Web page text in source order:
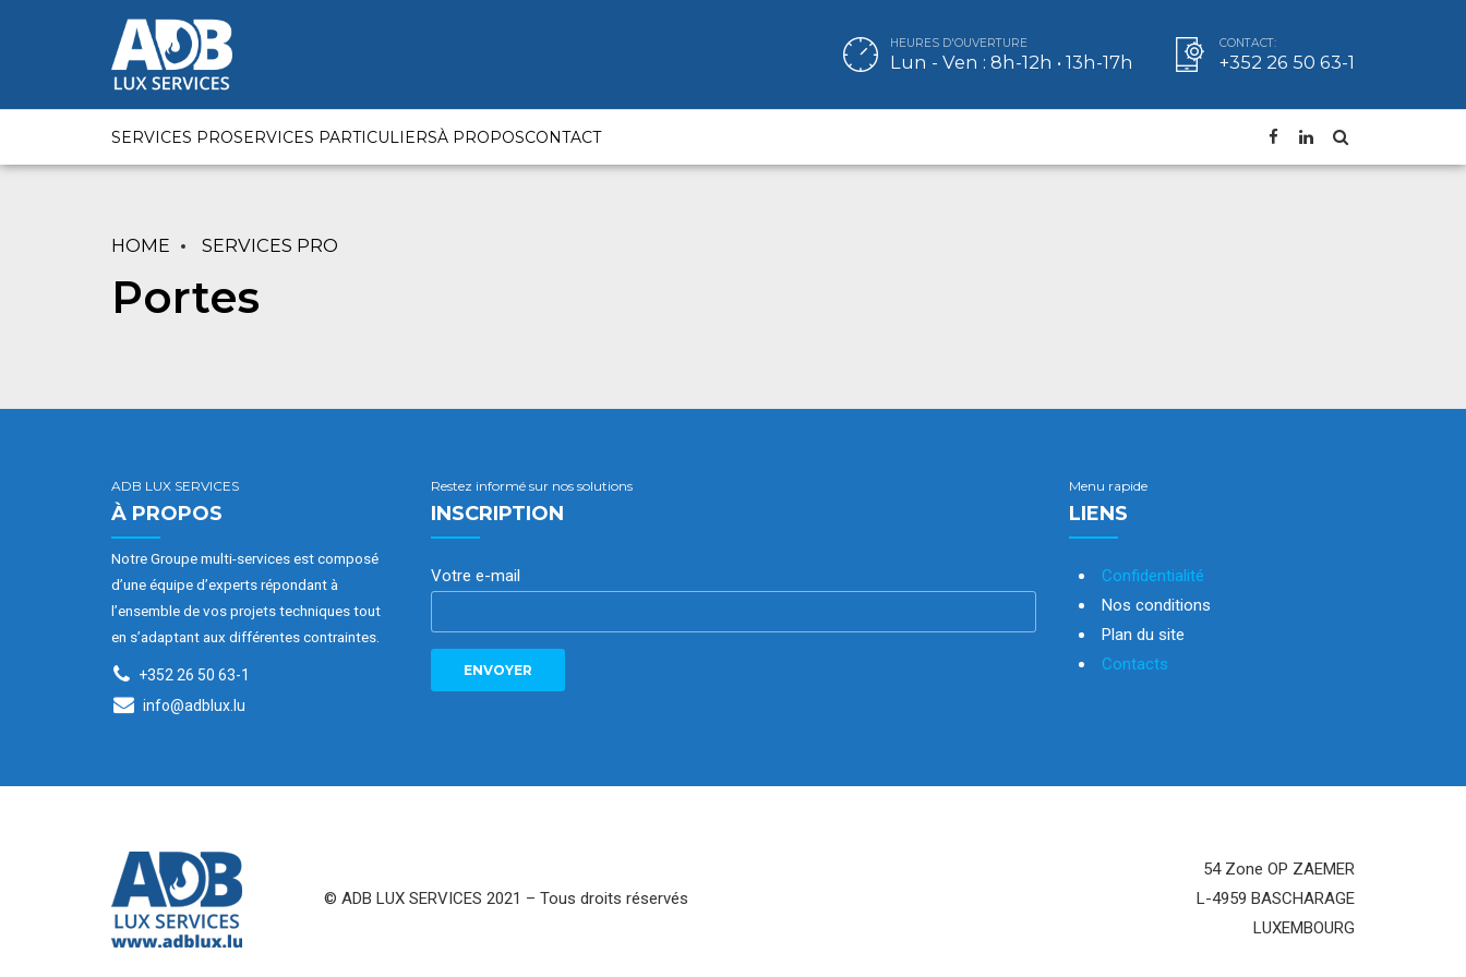
HEURES D'OUVERTURE
Lun - Ven : 8h-12h • 13h-17h
CONTACT:
+352 26 50 63-1
SERVICES PROSERVICES PARTICULIERSÀ PROPOSCONTACT
HOME SERVICES PRO
Portes
ADB LUX SERVICES
À PROPOS
Notre Groupe multi-services est composé
d’une équipe d’experts répondant à
l’ensemble de vos projets techniques tout
en s’adaptant aux différentes contraintes.
+352 26 50 63-1
info@adblux.lu
Restez informé sur nos solutions
INSCRIPTION
Votre e-mail
Menu rapide
LIENS
Confidentialité
Nos conditions
Plan du site
Contacts
© ADB LUX SERVICES 2021 – Tous droits réservés
54 Zone OP ZAEMER
L-4959 BASCHARAGE
LUXEMBOURG